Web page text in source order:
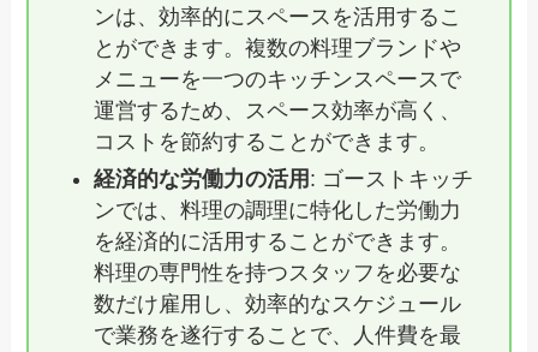
ンは、効率的にスペースを活用するこ
とができます。複数の料理ブランドや
メニューを一つのキッチンスペースで
運営するため、スペース効率が高く、
コストを節約することができます。
経済的な労働力の活用 : ゴーストキッチ
ンでは、料理の調理に特化した労働力
を経済的に活用することができます。
料理の専門性を持つスタッフを必要な
数だけ雇用し、効率的なスケジュール
で業務を遂行することで、人件費を最